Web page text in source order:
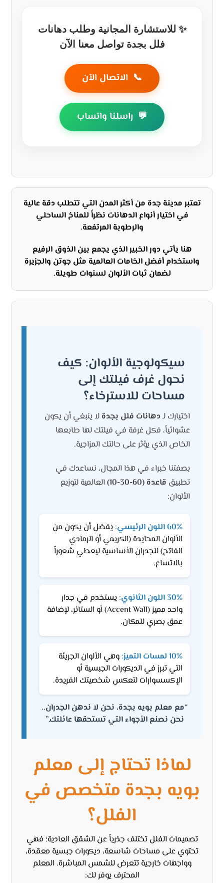
✨ للاستشارة المجانية وطلب دهانات
فلل بجدة تواصل معنا الآن
📞 الاتصال الآن
💬 راسلنا واتساب
تعتبر مدينة جدة من أكثر المدن التي تتطلب دقة عالية
في اختيار أنواع الدهانات نظراً للمناخ الساحلي
والرطوبة المرتفعة.
هنا يأتي دور الخبير الذي يجمع بين الذوق الرفيع
واستخدام أفضل الخامات العالمية مثل جوتن والجزيرة
لضمان ثبات الألوان لسنوات طويلة.
سيكولوجية الألوان: كيف
نحول غرف فيلتك إلى
مساحات للاسترخاء؟
اختيارك لـدهانات فلل بجدة لا ينبغي أن يكون
عشوائياً، فكل غرفة في فيلتك لها طابعها
الخاص الذي يؤثر على حالتك المزاجية.
بصفتنا خبراء في هذا المجال، نساعدك في
تطبيق قاعدة (60-30-10)
العالمية لتوزيع
الألوان:
60% اللون الرئيسي:
يفضل أن يكون من
الألوان المحايدة (الكريمي أو الرمادي
الفاتح) للجدران الأساسية ليعطي شعوراً
بالاتساع.
30% اللون الثانوي:
يستخدم في جدار
واحد مميز (Accent Wall) أو الستائر، لإضافة
عمق بصري للمكان.
10% لمسات التميز:
وهي الألوان الجريئة
التي تبرز في الديكورات الجبسية أو
الإكسسوارات لتعكس شخصيتك الفريدة.
“مع معلم بويه بجدة، نحن لا ندهن الجدران..
نحن نصنع الأجواء التي تستحقها عائلتك.”
لماذا تحتاج إلى معلم
بويه بجدة متخصص في
الفلل؟
تصميمات الفلل تختلف جذرياً عن الشقق العادية؛ فهي
تحتوي على مساحات شاسعة، ديكورات جبسية معقدة،
وواجهات خارجية تتعرض للشمس المباشرة. المعلم
المحترف يوفر لك: